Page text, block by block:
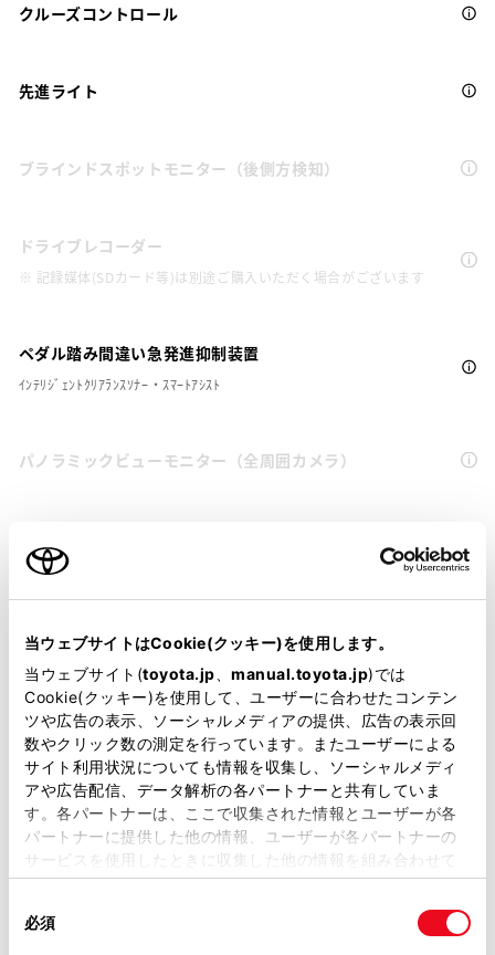
当ウェブサイトはCookie(クッキー)を使用します。
当ウェブサイト(toyota.jp manual.toyota.jp)では
Cookie(クッキー)を使用して、ユーザーに合わせたコンテン
ツや広告の表示、ソーシャルメディアの提供、広告の表示回
数やクリック数の測定を行っています。またユーザーによる
サイト利用状況についても情報を収集し、ソーシャルメディ
アや広告配信、データ解析の各パートナーと共有していま
す。各パートナーは、ここで収集された情報とユーザーが各
パートナーに提供した他の情報、ユーザーが各パートナーの
サービスを使用したときに収集した他の情報を組み合わせて
使用することがあります。当ウェブサイトの使用を続行する
必須
クルーズコントロール
先進ライト
ブラインドスポットモニター（後側方検知）
ドライブレコーダー
※ 記録媒体(SDカード等)は別途ご購入いただく場合がございます
ペダル踏み間違い急発進抑制装置
ｲﾝﾃﾘｼﾞｪﾝﾄｸﾘｱﾗﾝｽｿﾅｰ・ｽﾏｰﾄｱｼｽﾄ
パノラミックビューモニター（全周囲カメラ）
※ グレードによって予防安全装置の設定が異なる場合があります。
※ グレードや予防安全装置の設定によって同じ車種でも安全運転サポー
ト車の区分が異なる場合があります。
※ 予防安全装置の各機能の作動には、速度や対象物等の条件がありま
す。また、道路状況、車両状態、天候等により作動しない場合があり
ます。詳しくは、販売店スタッフにおたずねください。
※ 予防安全装置はドライバーの安全運転を支援するためのものです。機